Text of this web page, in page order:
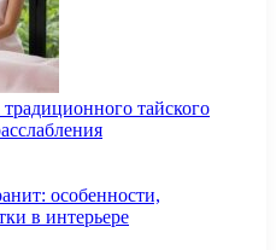
тайского
особенности,
в интерьере